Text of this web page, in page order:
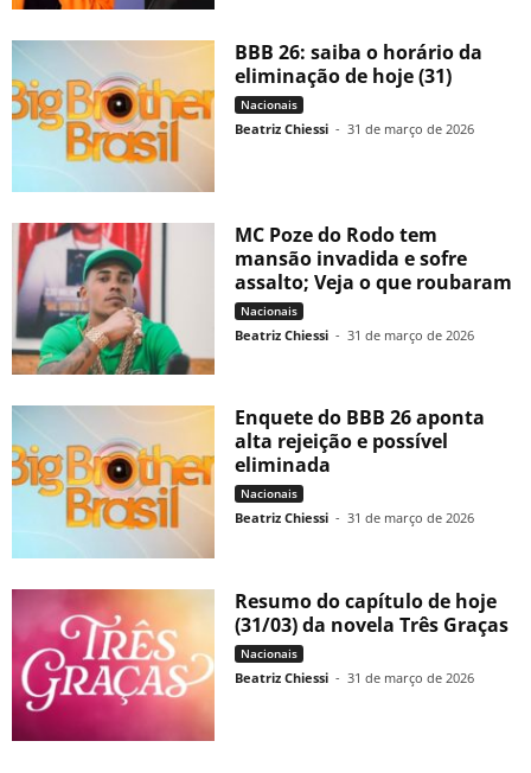
BBB 26: saiba o horário da
eliminação de hoje (31)
Nacionais
Beatriz Chiessi - 31 de março de 2026
MC Poze do Rodo tem
mansão invadida e sofre
assalto; Veja o que roubaram
Nacionais
Beatriz Chiessi - 31 de março de 2026
Enquete do BBB 26 aponta
alta rejeição e possível
eliminada
Nacionais
Beatriz Chiessi - 31 de março de 2026
Resumo do capítulo de hoje
(31/03) da novela Três Graças
Nacionais
Beatriz Chiessi - 31 de março de 2026